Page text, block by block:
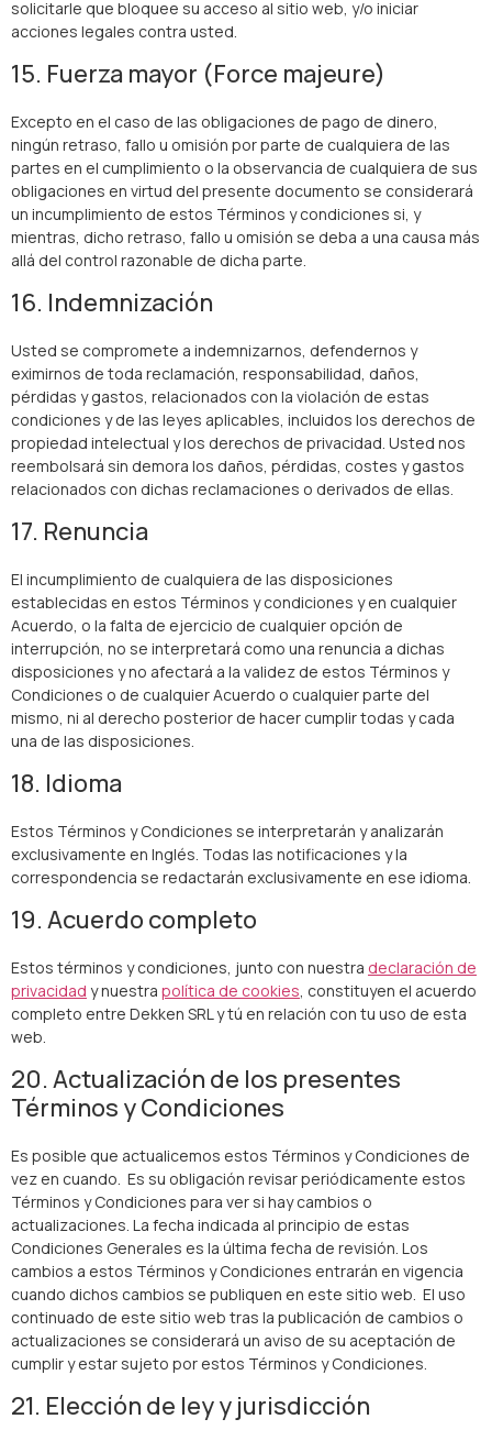
solicitarle que bloquee su acceso al sitio web, y/o iniciar
acciones legales contra usted.
15. Fuerza mayor (Force majeure)
Excepto en el caso de las obligaciones de pago de dinero,
ningún retraso, fallo u omisión por parte de cualquiera de las
partes en el cumplimiento o la observancia de cualquiera de sus
obligaciones en virtud del presente documento se considerará
un incumplimiento de estos Términos y condiciones si, y
mientras, dicho retraso, fallo u omisión se deba a una causa más
allá del control razonable de dicha parte.
16. Indemnización
Usted se compromete a indemnizarnos, defendernos y
eximirnos de toda reclamación, responsabilidad, daños,
pérdidas y gastos, relacionados con la violación de estas
condiciones y de las leyes aplicables, incluidos los derechos de
propiedad intelectual y los derechos de privacidad. Usted nos
reembolsará sin demora los daños, pérdidas, costes y gastos
relacionados con dichas reclamaciones o derivados de ellas.
17. Renuncia
El incumplimiento de cualquiera de las disposiciones
establecidas en estos Términos y condiciones y en cualquier
Acuerdo, o la falta de ejercicio de cualquier opción de
interrupción, no se interpretará como una renuncia a dichas
disposiciones y no afectará a la validez de estos Términos y
Condiciones o de cualquier Acuerdo o cualquier parte del
mismo, ni al derecho posterior de hacer cumplir todas y cada
una de las disposiciones.
18. Idioma
Estos Términos y Condiciones se interpretarán y analizarán
exclusivamente en Inglés. Todas las notificaciones y la
correspondencia se redactarán exclusivamente en ese idioma.
19. Acuerdo completo
Estos términos y condiciones, junto con nuestra declaración de
privacidad y nuestra política de cookies, constituyen el acuerdo
completo entre Dekken SRL y tú en relación con tu uso de esta
web.
20. Actualización de los presentes
Términos y Condiciones
Es posible que actualicemos estos Términos y Condiciones de
vez en cuando. Es su obligación revisar periódicamente estos
Términos y Condiciones para ver si hay cambios o
actualizaciones. La fecha indicada al principio de estas
Condiciones Generales es la última fecha de revisión. Los
cambios a estos Términos y Condiciones entrarán en vigencia
cuando dichos cambios se publiquen en este sitio web. El uso
continuado de este sitio web tras la publicación de cambios o
actualizaciones se considerará un aviso de su aceptación de
cumplir y estar sujeto por estos Términos y Condiciones.
21. Elección de ley y jurisdicción